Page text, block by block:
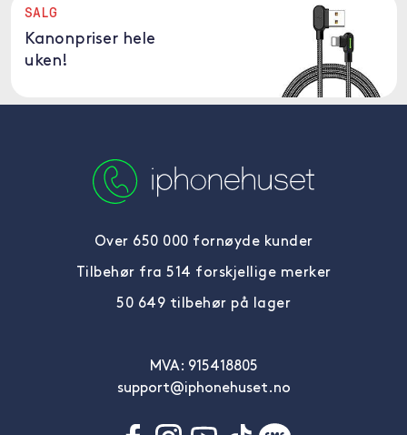
SALG
Kanonpriser hele
uken!
Over 650 000 fornøyde kunder
Tilbehør fra 514 forskjellige merker
50 649 tilbehør på lager
MVA: 915418805
support@iphonehuset.no